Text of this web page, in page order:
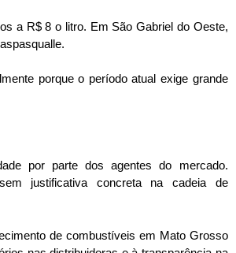
a R$ 8 o litro. Em São Gabriel do Oeste,
porque o período atual exige grande
por parte dos agentes do mercado.
justificativa concreta na cadeia de
de combustíveis em Mato Grosso